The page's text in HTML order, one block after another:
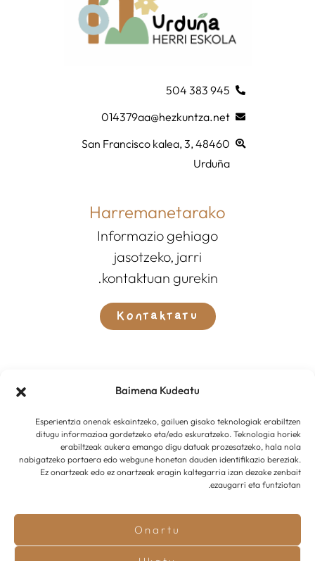
Baimena Kudeatu
Esperientzia onenak eskaintzeko, gailuen gisako teknologiak erabiltzen
ditugu informazioa gordetzeko eta/edo eskuratzeko. Teknologia horiek
erabiltzeak aukera emango digu datuak prozesatzeko, hala nola
nabigatzeko portaera edo webgune honetan dauden identifikazio bereziak.
Ez onartzeak edo ez onartzeak eragin kaltegarria izan dezake zenbait
ezaugarri eta funtziotan.
Onartu
945 383 504
014379aa@hezkuntza.net
San Francisco kalea, 3, 48460
Urduña
Harremanetarako
Informazio gehiago
jasotzeko, jarri
kontaktuan gurekin.
Kontaktatu
© 2025 –
Innotu Projectsgaratua